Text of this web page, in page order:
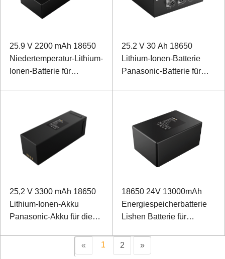
25.9 V 2200 mAh 18650
Niedertemperatur-Lithium-
Ionen-Batterie für
25.2 V 30 Ah 18650
Lithium-Ionen-Batterie
Panasonic-Batterie für
Schienenkontaktnetzwerken
25,2 V 3300 mAh 18650
Lithium-Ionen-Akku
Panasonic-Akku für die
18650 24V 13000mAh
Energiespeicherbatterie
Lishen Batterie für
I2C-
Kommunikationsanschluss
« 1 2 »